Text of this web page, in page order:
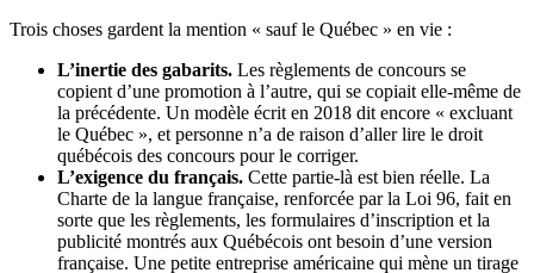
Trois choses gardent la mention « sauf le Québec » en vie :
L’inertie des gabarits. Les règlements de concours se
copient d’une promotion à l’autre, qui se copiait elle-même de
la précédente. Un modèle écrit en 2018 dit encore « excluant
le Québec », et personne n’a de raison d’aller lire le droit
québécois des concours pour le corriger.
L’exigence du français. Cette partie-là est bien réelle. La
Charte de la langue française, renforcée par la Loi 96, fait en
sorte que les règlements, les formulaires d’inscription et la
publicité montrés aux Québécois ont besoin d’une version
française. Une petite entreprise américaine qui mène un tirage